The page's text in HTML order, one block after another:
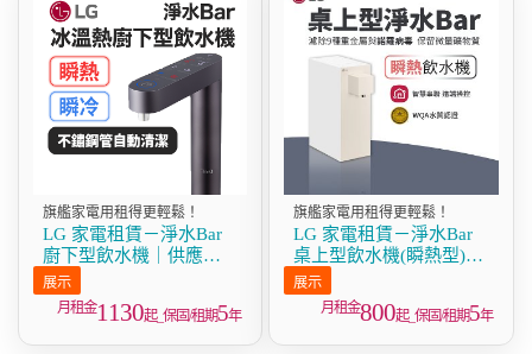
旗艦家電用租得更輕鬆！
LG 家電租賃－淨水Bar
廚下型飲水機｜供應冰
溫熱水 (WU525BS)
1130起_保固/租期5年
旗艦家電用租得更輕鬆！
LG 家電租賃－淨水Bar
桌上型飲水機(瞬熱型)
(WD210MN)
800起_保固/租期5年